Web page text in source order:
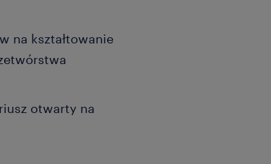
na kształtowanie
otwarty na